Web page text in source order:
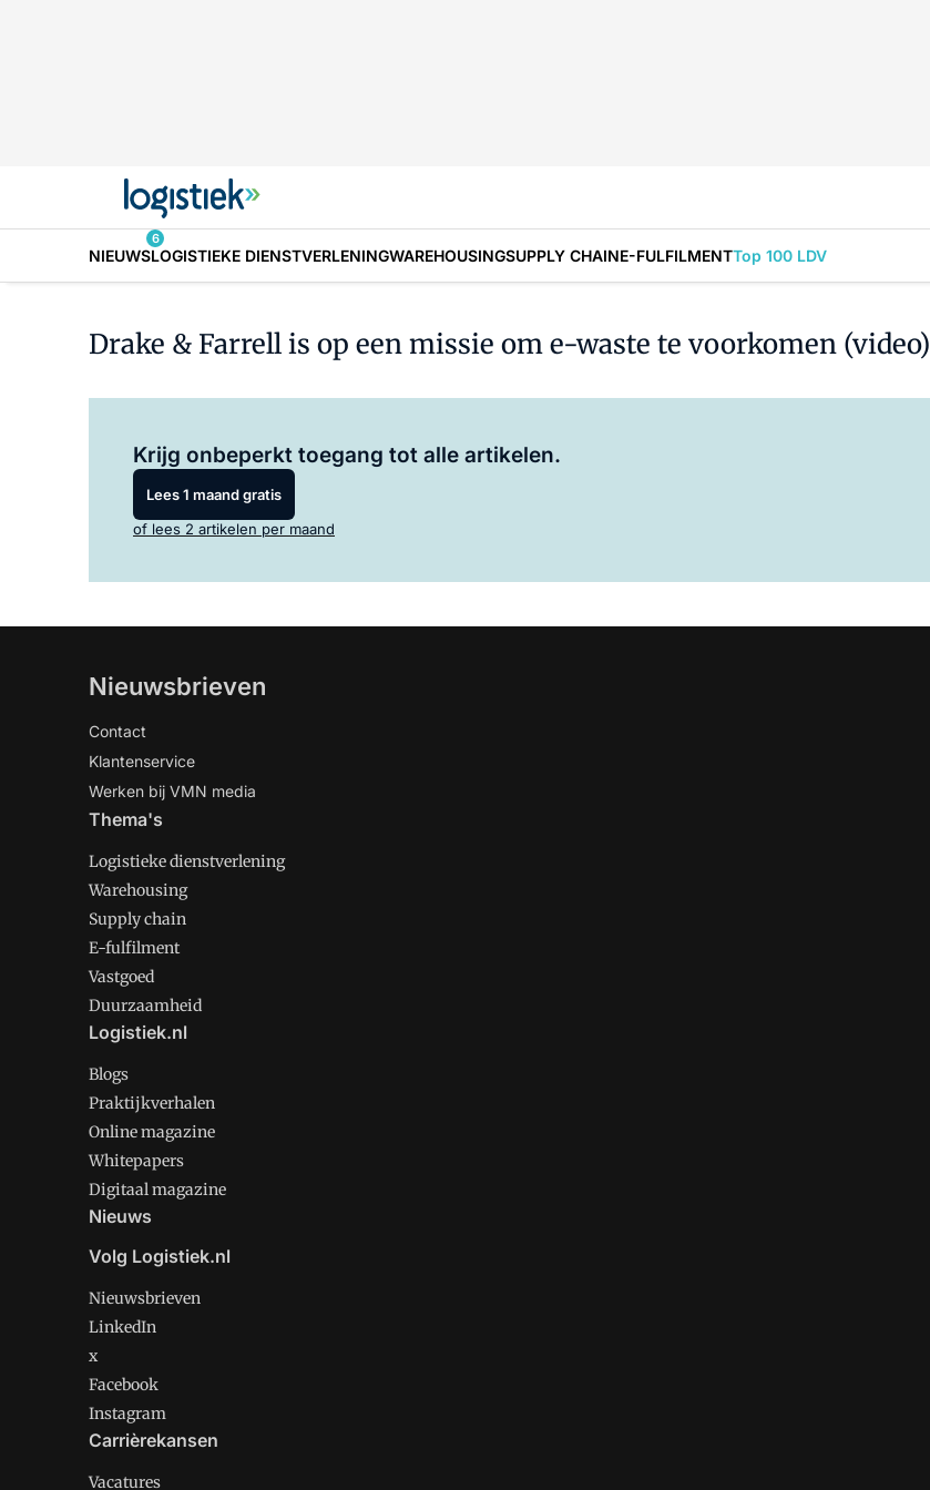
NIEUWS
6
LOGISTIEKE DIENSTVERLENINGWAREHOUSINGSUPPLY CHAINE-FULFILMENTTop 100 LDV
Drake & Farrell is op een missie om e-waste te voorkomen (video)
Krijg onbeperkt toegang tot alle artikelen.
Lees 1 maand gratis
of lees 2 artikelen per maand
Nieuwsbrieven
Contact
Klantenservice
Werken bij VMN media
Thema's
Logistieke dienstverlening
Warehousing
Supply chain
E-fulfilment
Vastgoed
Duurzaamheid
Logistiek.nl
Blogs
Praktijkverhalen
Online magazine
Whitepapers
Digitaal magazine
Nieuws
Volg Logistiek.nl
Nieuwsbrieven
LinkedIn
x
Facebook
Instagram
Carrièrekansen
Vacatures